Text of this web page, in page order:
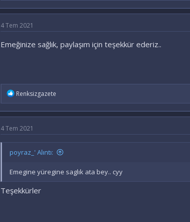
d
l
r
4 Tem 2021
Emeğinize sağlık, paylaşım için teşekkür ederiz..
İ
d
l
e
:
Renksizgazete
4 Tem 2021
poyraz_' Alıntı:
Emegine yüregine saglık ata bey.. cyy
Teşekkürler